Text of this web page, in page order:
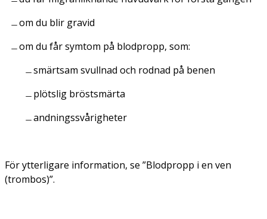
om du blir gravid
om du får symtom på blodpropp, som:
smärtsam svullnad och rodnad på benen
plötslig bröstsmärta
andningssvårigheter
För ytterligare information, se ”Blodpropp i en ven
(trombos)”.